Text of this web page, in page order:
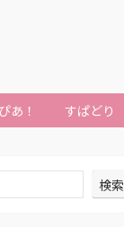
あ！ すぱどり
検索